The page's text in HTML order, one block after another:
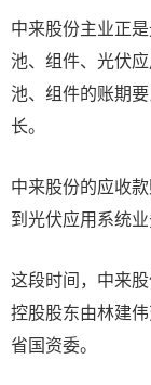
中来股份主业正
池、组件、光伏
池、组件的账期
长。
中来股份的应收
到光伏应用系统
这段时间，中来
控股股东由林建
省国资委。